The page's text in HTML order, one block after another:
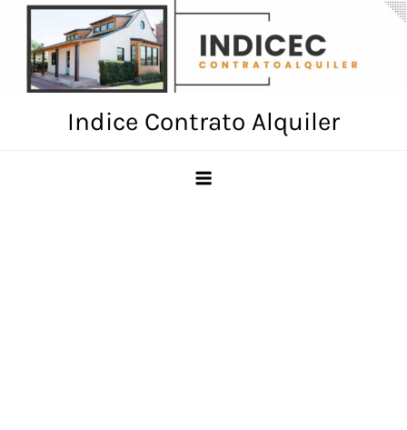
Skip
content
Indice Contrato Alquiler